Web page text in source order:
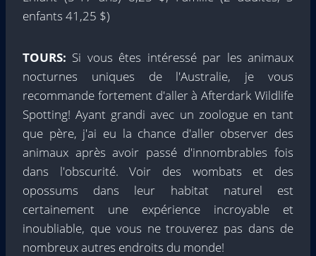
enfants 41,25 $)
TOURS: Si vous êtes intéressé par les animaux
nocturnes uniques de l'Australie, je vous
recommande fortement d'aller à Afterdark Wildlife
Spotting! Ayant grandi avec un zoologue en tant
que père, j'ai eu la chance d'aller observer des
animaux après avoir passé d'innombrables fois
dans l'obscurité. Voir des wombats et des
opossums dans leur habitat naturel est
certainement une expérience incroyable et
inoubliable, que vous ne trouverez pas dans de
nombreux autres endroits du monde!